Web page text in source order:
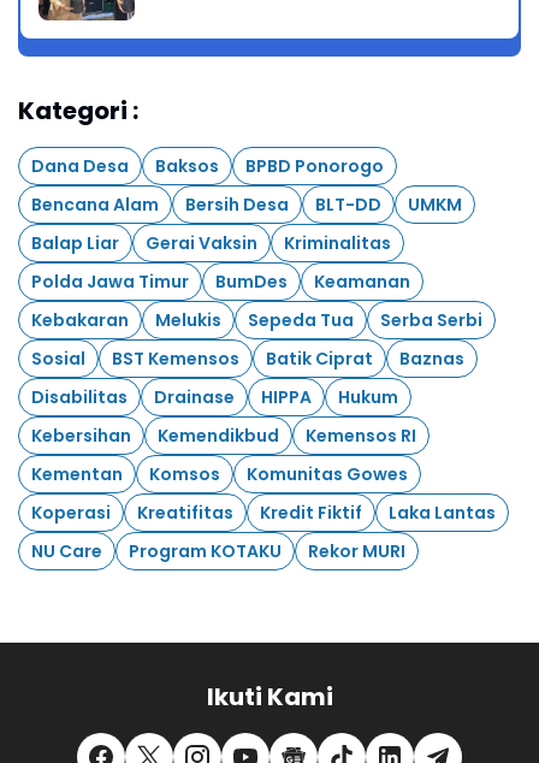
Kategori :
Dana Desa Baksos
BPBD Ponorogo
Bencana Alam
Bersih Desa BLT-DD
UMKM
Balap Liar
Gerai Vaksin
Kriminalitas
Polda Jawa Timur
BumDes
Keamanan
Kebakaran
Melukis Sepeda Tua
Serba Serbi
Sosial
BST Kemensos Batik Ciprat
Baznas
Disabilitas
Drainase HIPPA
Hukum
Kebersihan
Kemendikbud
Kemensos RI
Kementan
Komsos
Komunitas Gowes
Koperasi
Kreatifitas Kredit Fiktif
Laka Lantas
NU Care
Program KOTAKU Rekor MURI
Ikuti Kami